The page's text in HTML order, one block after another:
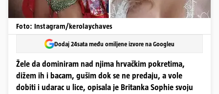
Foto: Instagram/kerolaychaves
Dodaj 24sata među omiljene izvore na Googleu
Žele da dominiram nad njima hrvačkim pokretima,
dižem ih i bacam, gušim dok se ne predaju, a vole
dobiti i udarac u lice, opisala je Britanka Sophie svoju